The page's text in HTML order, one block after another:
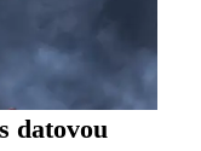
datovou